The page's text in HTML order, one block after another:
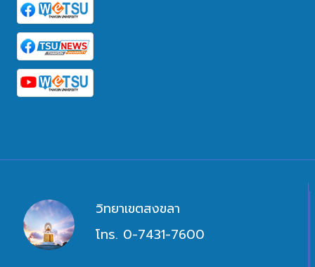
วิทยาเขตสงขลา
โทร. 0-7431-7600